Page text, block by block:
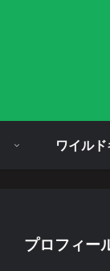
ワイル
プロフィー